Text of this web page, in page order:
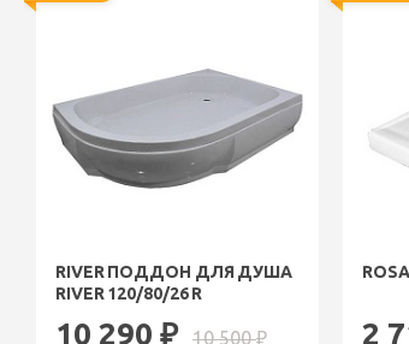
RIVER ПОДДОН ДЛЯ ДУША
RIVER 120/80/26 R
10 290 ₽ 10 500₽ 2